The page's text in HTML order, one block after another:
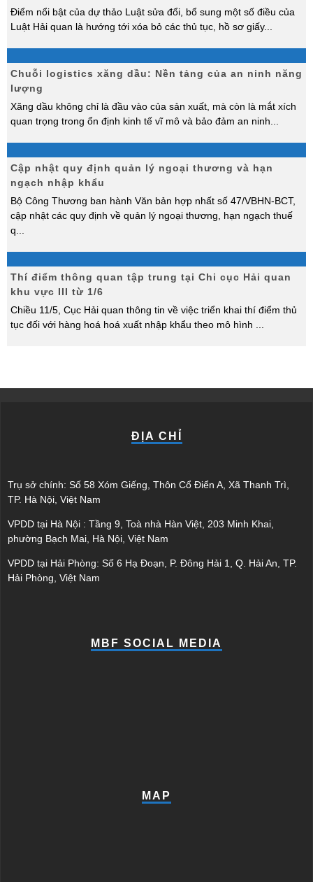
Điểm nổi bật của dự thảo Luật sửa đổi, bổ sung một số điều của
Luật Hải quan là hướng tới xóa bỏ các thủ tục, hồ sơ giấy...
Chuỗi logistics xăng dầu: Nền tảng của an ninh năng
lượng
Xăng dầu không chỉ là đầu vào của sản xuất, mà còn là mắt xích
quan trọng trong ổn định kinh tế vĩ mô và bảo đảm an ninh
Cập nhật quy định quản lý ngoại thương và hạn
ngạch nhập khẩu
Bộ Công Thương ban hành Văn bản hợp nhất số 47/VBHN-BCT,
cập nhật các quy định về quản lý ngoại thương, hạn ngạch thuế
q
Thí điểm thông quan tập trung tại Chi cục Hải quan
khu vực III từ 1/6
Chiều 11/5, Cục Hải quan thông tin về việc triển khai thí điểm thủ
tục đối với hàng hoá hoá xuất nhập khẩu theo mô hình
ĐỊA CHỈ
Trụ sở chính: Số 58 Xóm Giếng, Thôn Cổ Điển A, Xã Thanh Trì,
TP. Hà Nội, Việt Nam
VPDD tại Hà Nội : Tầng 9, Toà nhà Hàn Việt, 203 Minh Khai,
phường Bạch Mai, Hà Nội, Việt Nam
VPDD tại Hải Phòng: Số 6 Hạ Đoạn, P. Đông Hải 1, Q. Hải An, TP.
Hải Phòng, Việt Nam
MBF SOCIAL MEDIA
MAP